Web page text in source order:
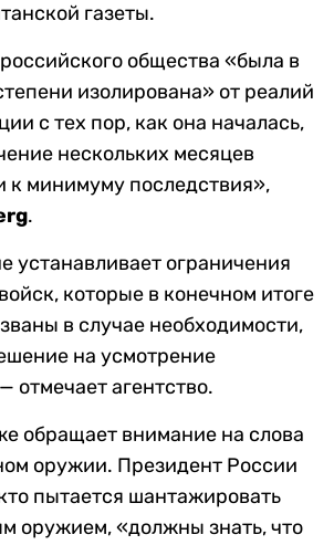
газеты.
общества «была в
изолирована» от реалий
с тех пор, как она началась,
нескольких месяцев
к минимуму последствия»,
.
устанавливает ограничения
которые в конечном итоге
в случае необходимости,
на усмотрение
отмечает агентство.
обращает внимание на слова
оружии. Президент России
пытается шантажировать
оружием, «должны знать, что